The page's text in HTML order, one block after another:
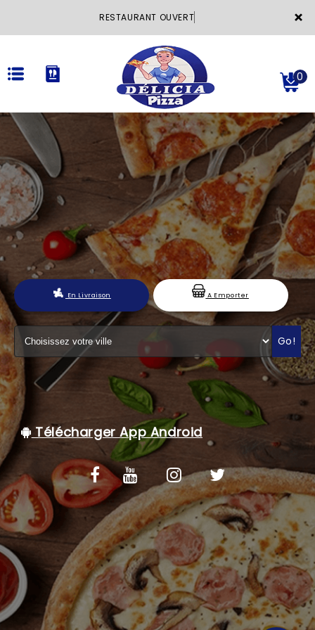
×
RESTAURANT OUVE
ACCUEIL
LA CARTE
VOTRE COMPTE
NOTRE RESTAURANT
VOS AVIS
MENTIONS LÉGALES
C.G.V
0
En Livraison A Emporter
Go!
Télécharger App Android